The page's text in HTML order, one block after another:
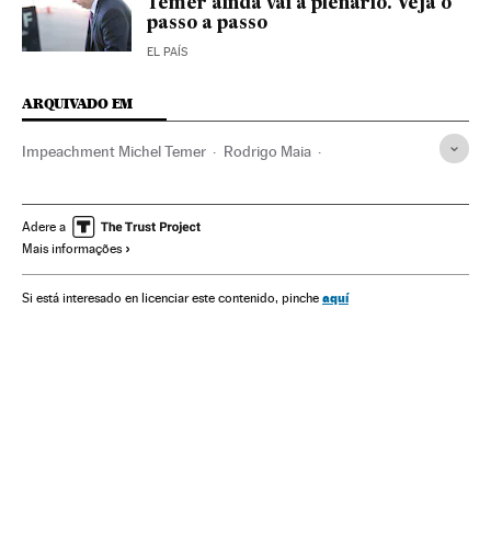
Temer ainda vai a plenário. Veja o
passo a passo
EL PAÍS
ARQUIVADO EM
Impeachment Michel Temer Rodrigo Maia
Câmara Deputados Crises políticas
Presidente Brasil
Presidência Brasil Congresso Nacional Brasil
Adere a
Mais informações
Si está interesado en licenciar este contenido, pinche aquí